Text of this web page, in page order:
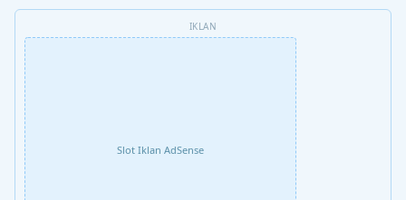
IKLAN
Slot Iklan AdSense